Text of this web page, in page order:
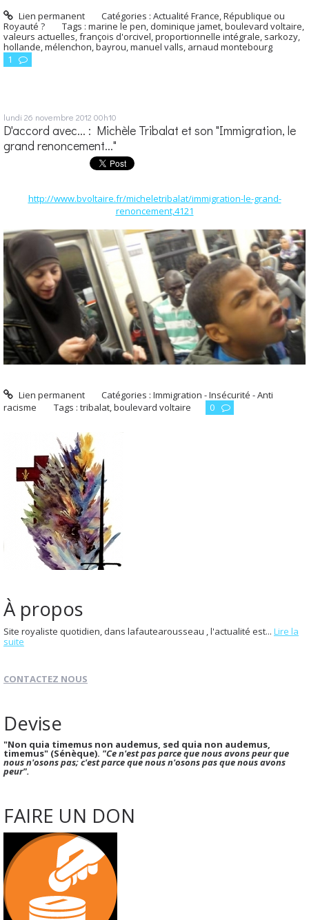
Lien permanent Catégories :Actualité France,République ou
Royauté ?
Tags : marine le pen, dominique jamet,boulevard voltaire,
valeurs actuelles,françois d'orcivel,proportionnelle intégrale, sarkozy,
hollande,mélenchon,bayrou,manuel valls, arnaud montebourg
1
lundi 26 novembre 2012 00h10
D'accord avec... : Michèle Tribalat et son "Immigration, le
grand renoncement..."
http://www.bvoltaire.fr/micheletribalat/immigration-le-grand-
renoncement,4121
Lien permanent Catégories :Immigration - Insécurité - Anti
racisme
Tags : tribalat,boulevard voltaire 0
À propos
Site royaliste quotidien, dans lafautearousseau , l'actualité est... Lire la
suite
CONTACTEZ NOUS
Devise
"Non quia timemus non audemus, sed quia non audemus,
timemus" (Sénèque). "Ce n'est pas parce que nous avons peur que
nous n'osons pas; c'est parce que nous n'osons pas que nous avons
peur".
FAIRE UN DON